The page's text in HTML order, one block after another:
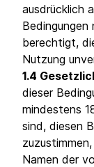
ausdrücklich
berechtigt,
Nutzung
1.4
dieser
mindestens
sind, diesen
Namen der